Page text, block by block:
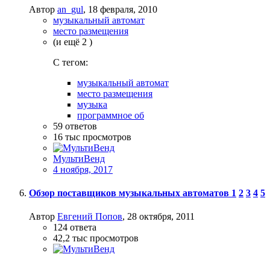
Автор an_gul, 18 февраля, 2010
музыкальный автомат
место размещения
(и ещё 2 )
C тегом:
музыкальный автомат
место размещения
музыка
программное об
59 ответов
16 тыс просмотров
МультиВенд
4 ноября, 2017
Обзор поставщиков музыкальных автоматов 1 2 3 4 5
Автор Евгений Попов, 28 октября, 2011
124 ответа
42,2 тыс просмотров